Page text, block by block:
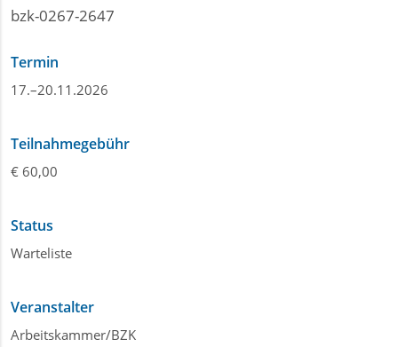
bzk-0267-2647
Termin
17.–20.11.2026
Teilnahmegebühr
€ 60,00
Status
Warteliste
Veranstalter
Arbeitskammer/BZK